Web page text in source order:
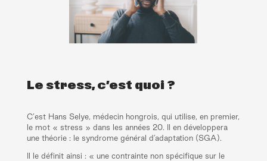
Le stress, c’est quoi ?
C’est Hans Selye, médecin hongrois, qui utilise, en premier,
le mot « stress » dans les années 20. Il en développera
une théorie : le syndrome général d’adaptation (SGA).
Il le définit ainsi : « une contrainte non spécifique sur le